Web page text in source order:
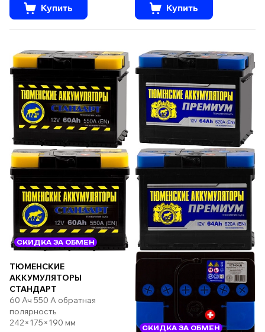
Купить Купить
СКИДКА ЗА ОБМЕН
ТЮМЕНСКИЕ
АККУМУЛЯТОРЫ
СТАНДАРТ
60 Ач 550 А обратная
полярность
242×175×190 мм
СКИДКА ЗА ОБМЕН